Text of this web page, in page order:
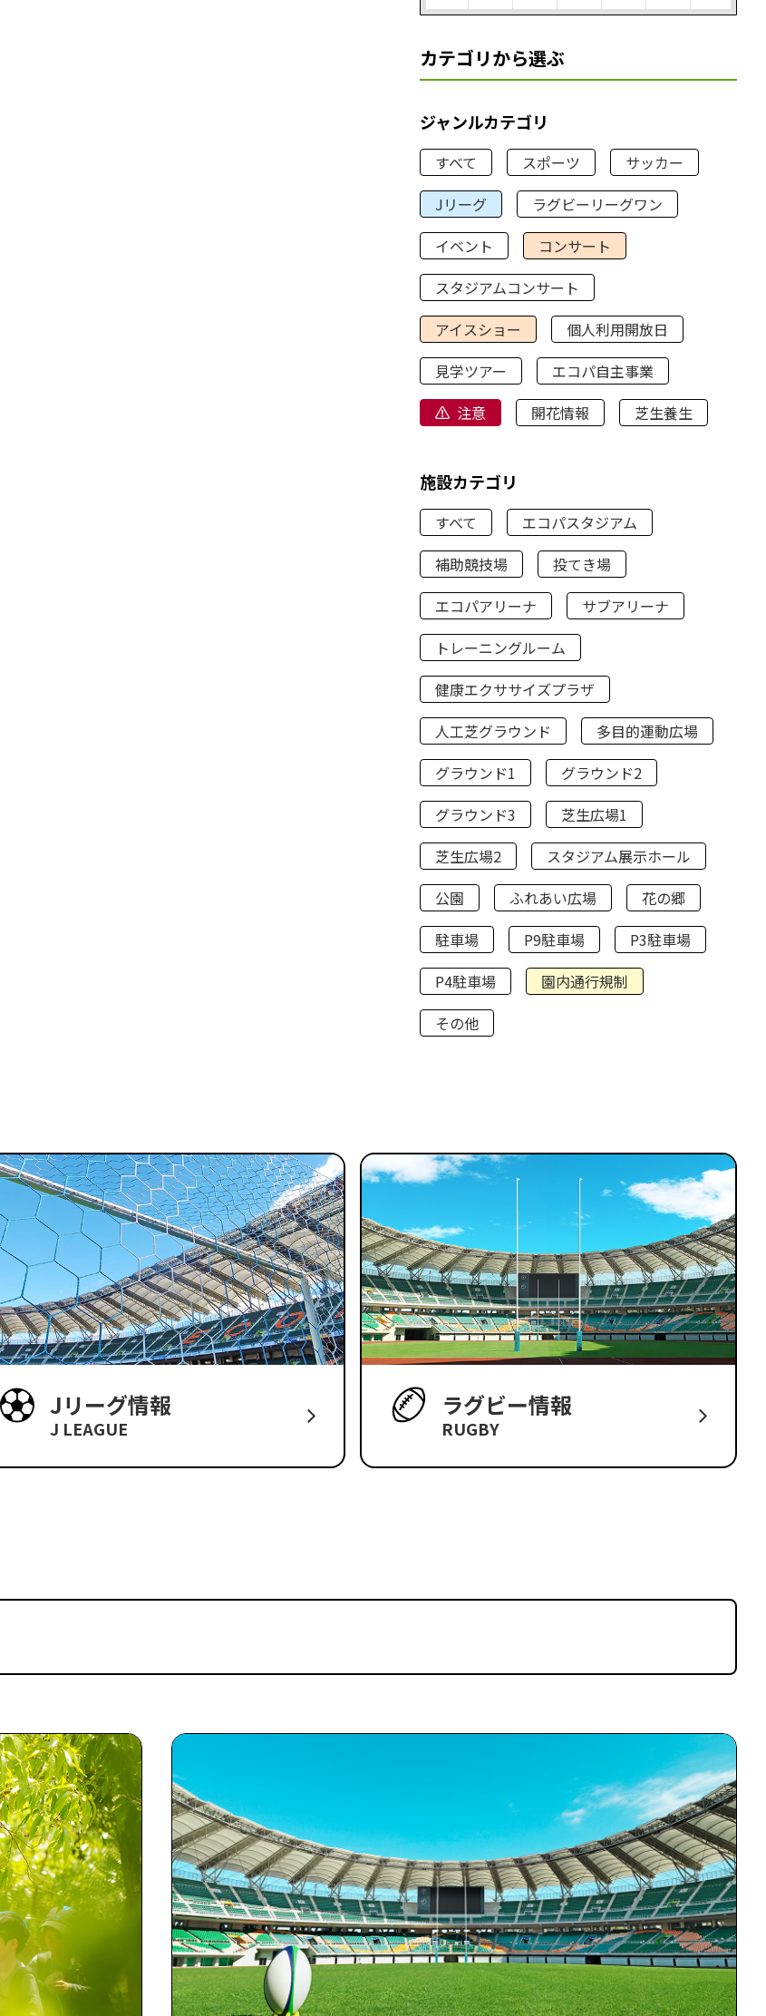
カテゴリから選ぶ
ジャンルカテゴリ
すべて スポーツ
サッカー
Jリーグ
ラグビーリーグワン
イベント
コンサート
スタジアムコンサート
アイスショー
個人利用開放日
見学ツアー
エコパ自主事業
注意
開花情報 芝生養生
施設カテゴリ
すべて
エコパスタジアム
補助競技場
投てき場
エコパアリーナ
サブアリーナ
トレーニングルーム
健康エクササイズプラザ
人工芝グラウンド
多目的運動広場
グラウンド1
グラウンド2
グラウンド3
芝生広場1
芝生広場2
スタジアム展示ホール
公園
ふれあい広場
花の郷
駐車場
P9駐車場
P3駐車場
P4駐車場
園内通行規制
その他
Jリーグ情報
J LEAGUE
ラグビー情報
RUGBY